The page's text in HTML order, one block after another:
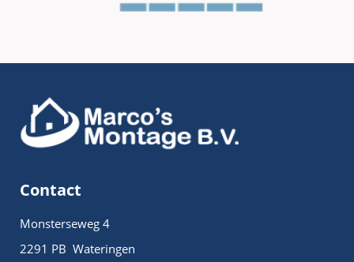
Contact
Monsterseweg 4
2291 PB Wateringen